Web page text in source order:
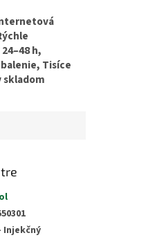
h,
Tisíce
Injekčný